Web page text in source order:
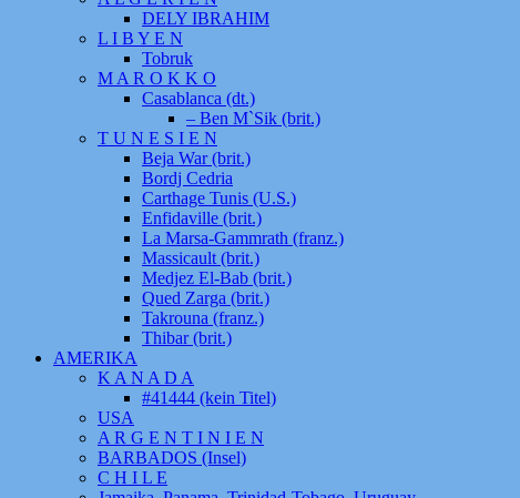
DELY IBRAHIM
L I B Y E N
Tobruk
M A R O K K O
Casablanca (dt.)
– Ben M`Sik (brit.)
T U N E S I E N
Beja War (brit.)
Bordj Cedria
Carthage Tunis (U.S.)
Enfidaville (brit.)
La Marsa-Gammrath (franz.)
Massicault (brit.)
Medjez El-Bab (brit.)
Qued Zarga (brit.)
Takrouna (franz.)
Thibar (brit.)
AMERIKA
K A N A D A
#41444 (kein Titel)
USA
A R G E N T I N I E N
BARBADOS (Insel)
C H I L E